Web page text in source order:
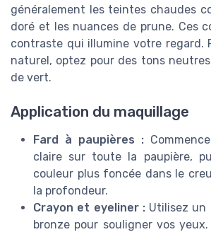
généralement les teintes chaudes
doré et les nuances de prune. Ces
contraste qui illumine votre regard.
naturel, optez pour des tons
de vert.
Application du maquillage
Fard à paupières :
claire sur toute la paupière,
couleur plus foncée dans le
la profondeur.
Crayon et eyeliner :Utilisez un
bronze pour souligner vos